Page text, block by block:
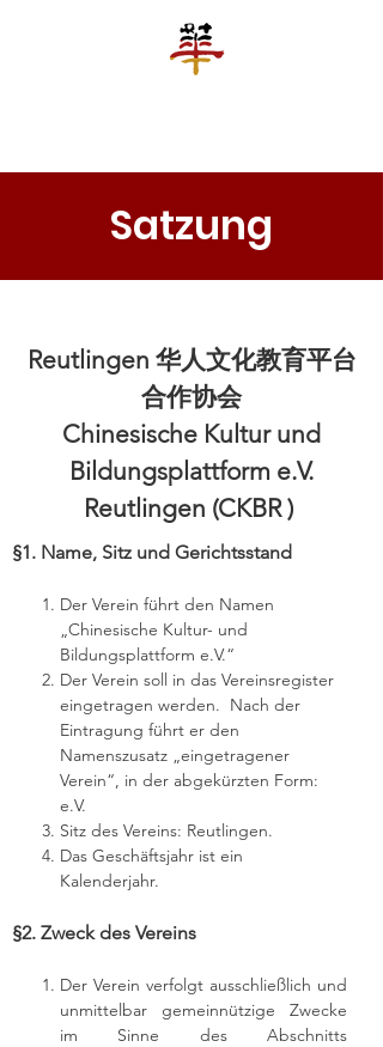
罗城华人文化教育平台合作协会
Satzung
Reutlingen 华人文化教育平台
合作协会
Chinesische Kultur und
Bildungsplattform e.V.
Reutlingen (CKBR )
§1. Name, Sitz und Gerichtsstand
Der Verein führt den Namen
„Chinesische Kultur- und
Bildungsplattform e.V.“
Der Verein soll in das Vereinsregister
eingetragen werden. Nach der
Eintragung führt er den
Namenszusatz „eingetragener
Verein“, in der abgekürzten Form:
e.V.
Sitz des Vereins: Reutlingen.
Das Geschäftsjahr ist ein
Kalenderjahr.
§2. Zweck des Vereins
Der Verein verfolgt ausschließlich und
unmittelbar gemeinnützige Zwecke
im Sinne des Abschnitts